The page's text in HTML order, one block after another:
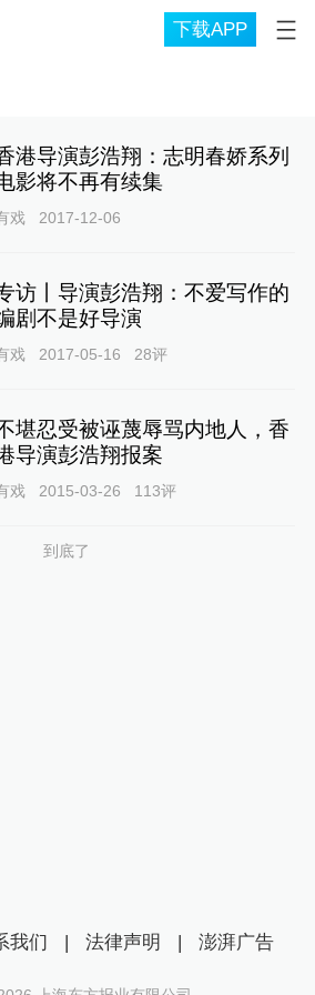
下载APP
港导演彭浩翔：志明春娇系列
影将不再有续集
戏 2017-12-06
访丨导演彭浩翔：不爱写作的
剧不是好导演
戏 2017-05-16 28评
堪忍受被诬蔑辱骂内地人，香
导演彭浩翔报案
戏 2015-03-26 113评
到底了
我们 | 法律声明 | 澎湃广告